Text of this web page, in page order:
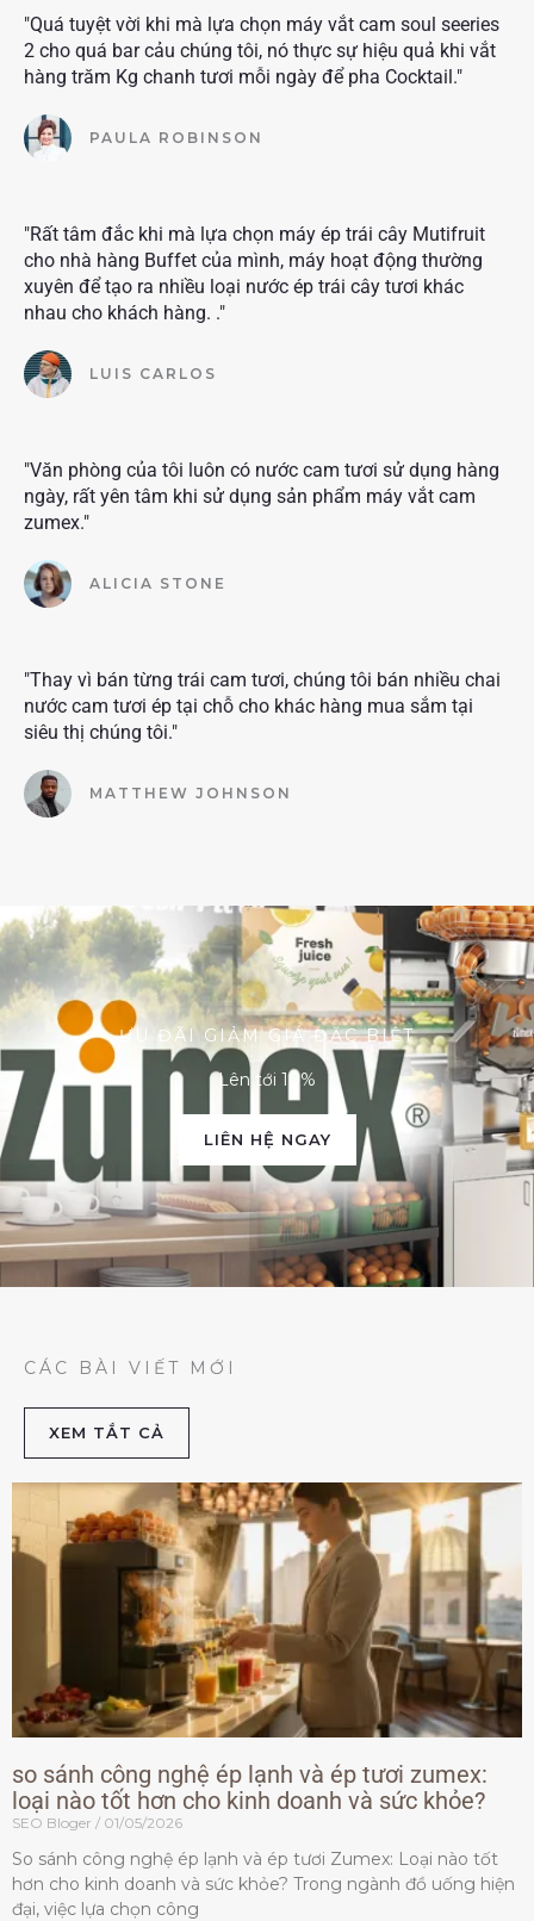
"Quá tuyệt vời khi mà lựa chọn máy vắt cam soul seeries
2 cho quá bar cảu chúng tôi, nó thực sự hiệu quả khi vắt
hàng trăm Kg chanh tươi mỗi ngày để pha Cocktail."
PAULA ROBINSON
"Rất tâm đắc khi mà lựa chọn máy ép trái cây Mutifruit
cho nhà hàng Buffet của mình, máy hoạt động thường
xuyên để tạo ra nhiều loại nước ép trái cây tươi khác
nhau cho khách hàng. ."
LUIS CARLOS
"Văn phòng của tôi luôn có nước cam tươi sử dụng hàng
ngày, rất yên tâm khi sử dụng sản phẩm máy vắt cam
zumex."
ALICIA STONE
"Thay vì bán từng trái cam tươi, chúng tôi bán nhiều chai
nước cam tươi ép tại chỗ cho khác hàng mua sắm tại
siêu thị chúng tôi."
MATTHEW JOHNSON
ƯU ĐÃI GIẢM GIÁ ĐẶC BIỆT
Lên tới 10%
LIÊN HỆ NGAY
CÁC BÀI VIẾT MỚI
XEM TẮT CẢ
so sánh công nghệ ép lạnh và ép tươi zumex:
loại nào tốt hơn cho kinh doanh và sức khỏe?
SEO Bloger 01/05/2026
So sánh công nghệ ép lạnh và ép tươi Zumex: Loại nào tốt
hơn cho kinh doanh và sức khỏe? Trong ngành đồ uống hiện
đại, việc lựa chọn công